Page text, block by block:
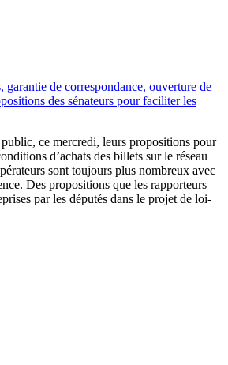
garantie de correspondance, ouverture de
des sénateurs pour faciliter les
ce mercredi, leurs propositions pour
d’achats des billets sur le réseau
sont toujours plus nombreux avec
Des propositions que les rapporteurs
par les députés dans le projet de loi-